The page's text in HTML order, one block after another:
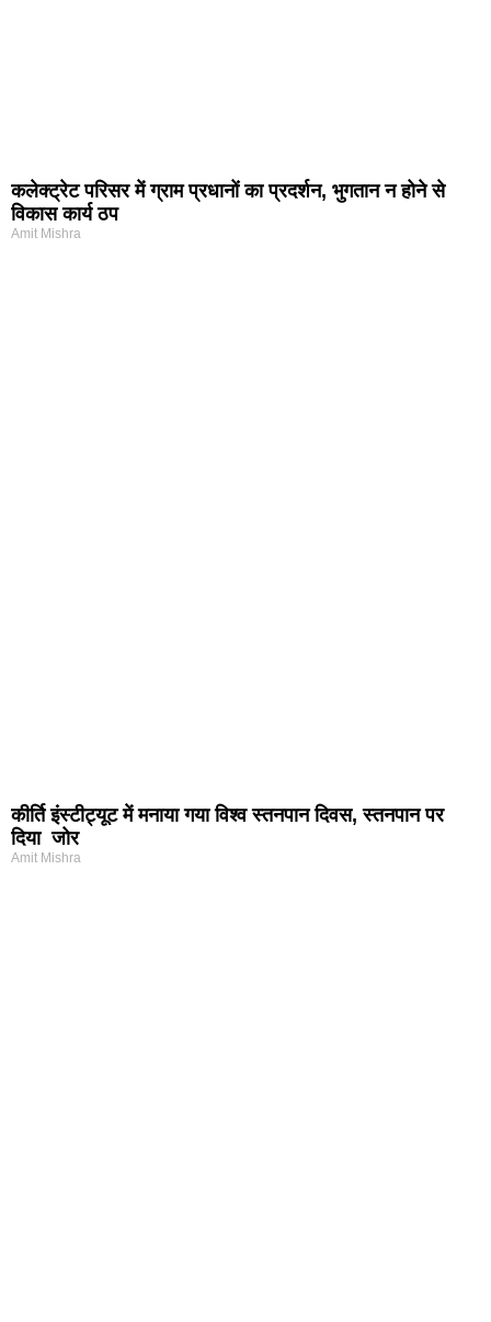
कलेक्ट्रेट परिसर में ग्राम प्रधानों का प्रदर्शन, भुगतान न होने से
विकास कार्य ठप
Amit Mishra
कीर्ति इंस्टीट्यूट में मनाया गया विश्व स्तनपान दिवस, स्तनपान पर
दिया जोर
Amit Mishra